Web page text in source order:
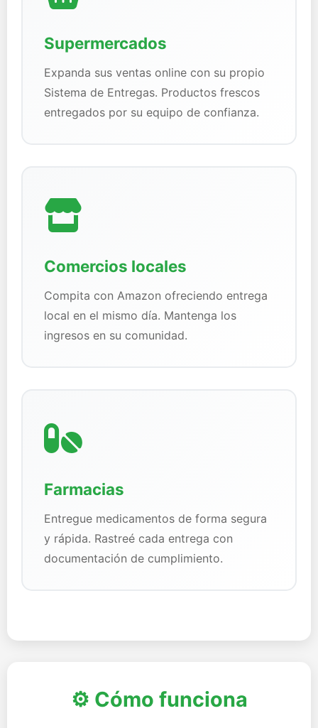
Supermercados
Expanda sus ventas online con su propio
Sistema de Entregas. Productos frescos
entregados por su equipo de confianza.
Comercios locales
Compita con Amazon ofreciendo entrega
local en el mismo día. Mantenga los
ingresos en su comunidad.
Farmacias
Entregue medicamentos de forma segura
y rápida. Rastreé cada entrega con
documentación de cumplimiento.
⚙️ Cómo funciona